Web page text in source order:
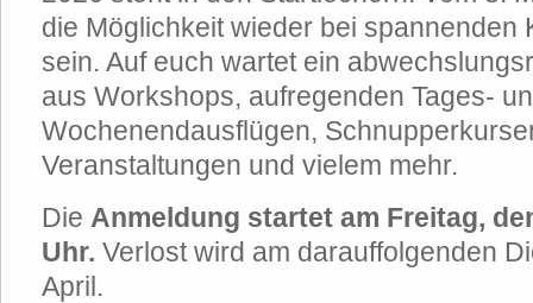
die Möglichkeit wieder bei spannenden
sein. Auf euch wartet ein
aus Workshops, aufregenden Tages-
Wochenendausflügen,
Veranstaltungen und vielem mehr.
Die Anmeldung startet am Freitag,
Uhr. Verlost wird am darauffolgenden
April.